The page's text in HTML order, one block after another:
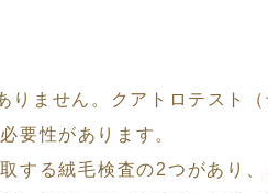
りません。クアトロテスト（
要性があります。
する絨毛検査の2つがあり、